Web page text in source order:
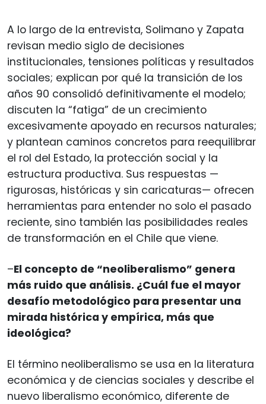
A lo largo de la entrevista, Solimano y Zapata
revisan medio siglo de decisiones
institucionales, tensiones políticas y resultados
sociales; explican por qué la transición de los
años 90 consolidó definitivamente el modelo;
discuten la “fatiga” de un crecimiento
excesivamente apoyado en recursos naturales;
y plantean caminos concretos para reequilibrar
el rol del Estado, la protección social y la
estructura productiva. Sus respuestas —
rigurosas, históricas y sin caricaturas— ofrecen
herramientas para entender no solo el pasado
reciente, sino también las posibilidades reales
de transformación en el Chile que viene.
–El concepto de “neoliberalismo” genera
más ruido que análisis. ¿Cuál fue el mayor
desafío metodológico para presentar una
mirada histórica y empírica, más que
ideológica?
El término neoliberalismo se usa en la literatura
económica y de ciencias sociales y describe el
nuevo liberalismo económico, diferente de